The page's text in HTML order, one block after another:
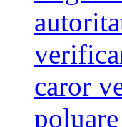
caror